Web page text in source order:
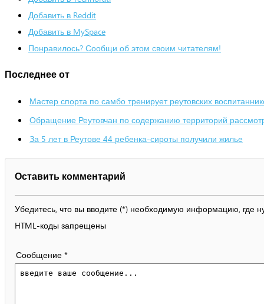
Добавить в Reddit
Добавить в MySpace
Понравилось? Сообщи об этом своим читателям!
Последнее от
Мастер спорта по самбо тренирует реутовских
Обращение Реутовчан по содержанию территорий
За 5 лет в Реутове 44 ребенка-сироты получили жилье
Оставить комментарий
Убедитесь, что вы вводите (*) необходимую информацию, где
HTML-коды запрещены
Сообщение *